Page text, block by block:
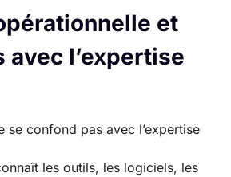
et
l’expertise
se confond pas avec l’expertise
les outils, les logiciels, les